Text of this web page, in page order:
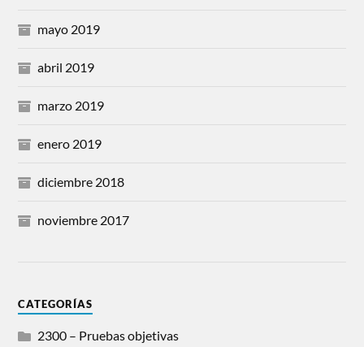
mayo 2019
abril 2019
marzo 2019
enero 2019
diciembre 2018
noviembre 2017
CATEGORÍAS
2300 – Pruebas objetivas